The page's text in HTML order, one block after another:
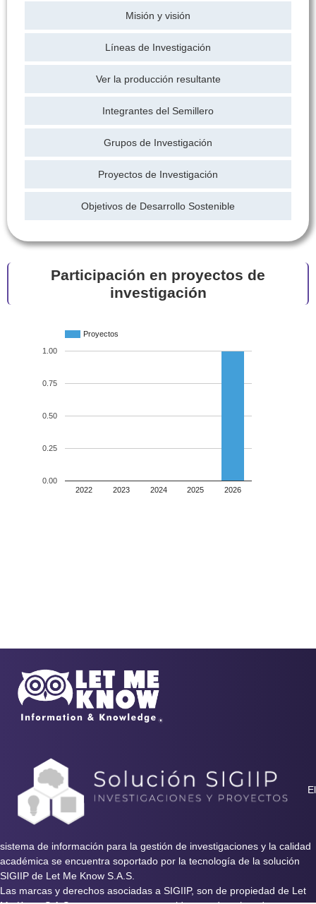
Misión y visión
Líneas de Investigación
Ver la producción resultante
Integrantes del Semillero
Grupos de Investigación
Proyectos de Investigación
Objetivos de Desarrollo Sostenible
Participación en proyectos de
investigación
Proyectos
2022 2023 2024 2025 2026
0.00
0.25
0.50
0.75
1.00
El
sistema de información para la gestión de investigaciones y la calidad
académica se encuentra soportado por la tecnología de la solución
SIGIIP de Let Me Know S.A.S.
Las marcas y derechos asociadas a SIGIIP, son de propiedad de Let